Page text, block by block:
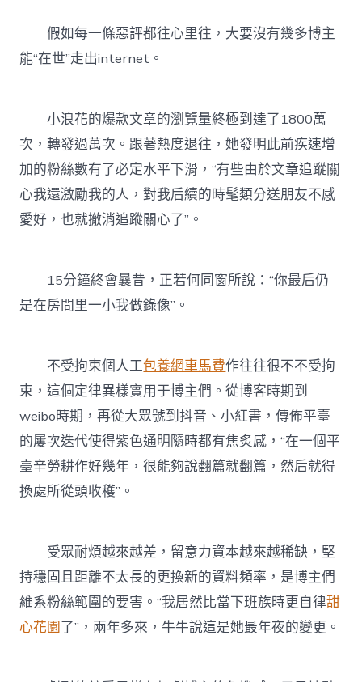
假如每一條惡評都往心里往，大要沒有幾多博主
能“在世”走出internet。
小浪花的爆款文章的瀏覽量終極到達了1800萬
次，轉發過萬次。跟著熱度退往，她發明此前疾速增
加的粉絲數有了必定水平下滑，“有些由於文章追蹤關
心我還激勵我的人，對我后續的時髦類分送朋友不感
愛好，也就撤消追蹤關心了”。
15分鐘終會曩昔，正若何同窗所說：“你最后仍
是在房間里一小我做錄像”。
不受拘束個人工包養網車馬費作往往很不不受拘
束，這個定律異樣實用于博主們。從博客時期到
weibo時期，再從大眾號到抖音、小紅書，傳佈平臺
的屢次迭代使得紫色通明隨時都有焦炙感，“在一個平
臺辛勞耕作好幾年，很能夠說翻篇就翻篇，然后就得
換處所從頭收穫”。
受眾耐煩越來越差，留意力資本越來越稀缺，堅
持穩固且距離不太長的更換新的資料頻率，是博主們
維系粉絲範圍的要害。“我居然比當下班族時更自律甜
心花園了”，兩年多來，牛牛說這是她最年夜的變更。